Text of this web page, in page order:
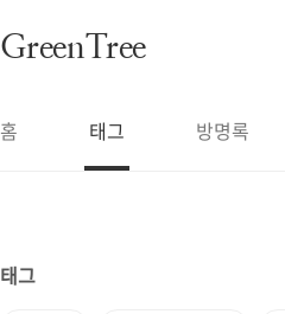
GreenTree
홈 태그 방명록
태그